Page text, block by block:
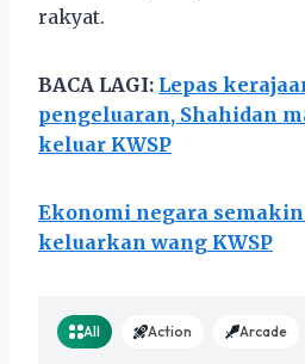
rakyat.
BACA LAGI: Lepas
pengeluaran, Shahidan
keluar KWSP
Ekonomi negara
keluarkan wang KWSP